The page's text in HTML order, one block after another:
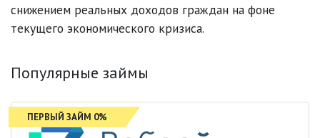
снижением реальных доходов граждан на фоне
текущего экономического кризиса.
Популярные займы
ПЕРВЫЙ ЗАЙМ 0%